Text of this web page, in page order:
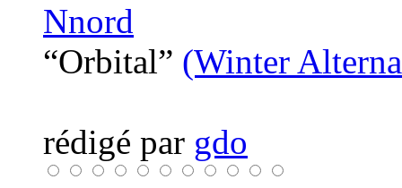
Nnord
“Orbital” (Winter
rédigé par gdo